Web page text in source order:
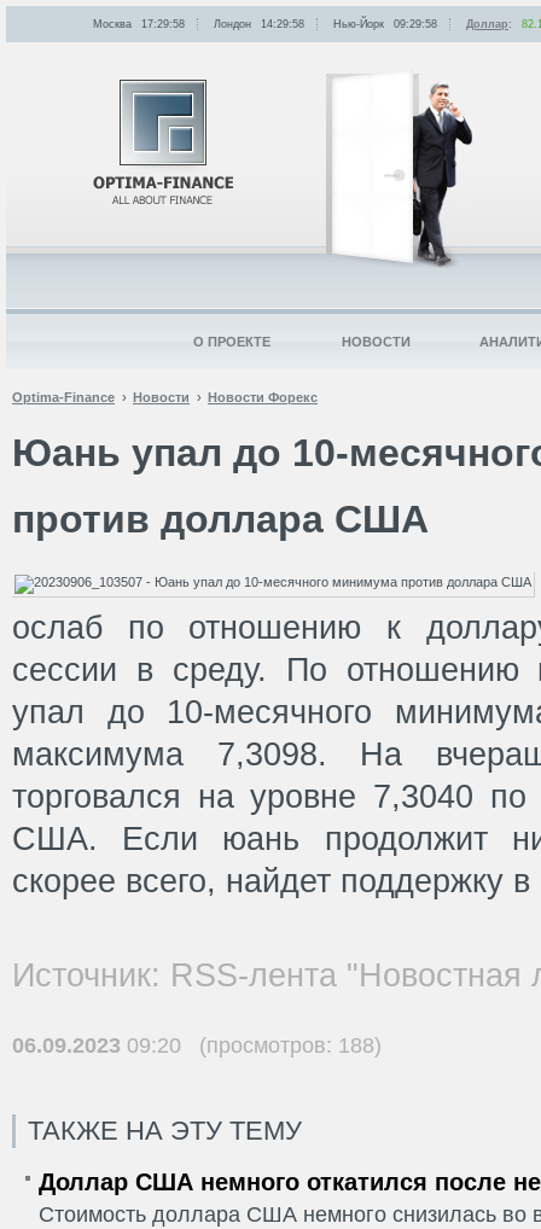
Optima-Finance Новости Новости Форекс
Юань упал до 10-
против доллара США
ослаб по отношению к
сессии в среду. По
упал до 10-месячного
максимума 7,3098. На
торговался на уровне 7,3040
США. Если юань продолжит
скорее всего, найдет поддержку
Источник: RSS-лента "Новостная
06.09.2023 09:20 (просмотров: 188)
ТАКЖЕ НА ЭТУ ТЕМУ
Доллар США немного откатился после
Стоимость доллара США немного снизилась во
Москва 17:29:58 Лондон 14:29:58 Нью-Йорк 09:29:58 Доллар:
О ПРОЕКТЕ НОВОСТИ